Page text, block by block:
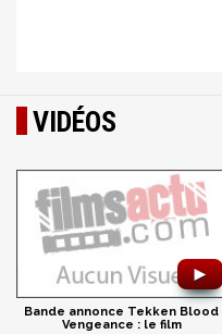
VIDÉOS
►
Bande annonce Tekken Blood
Vengeance : le film